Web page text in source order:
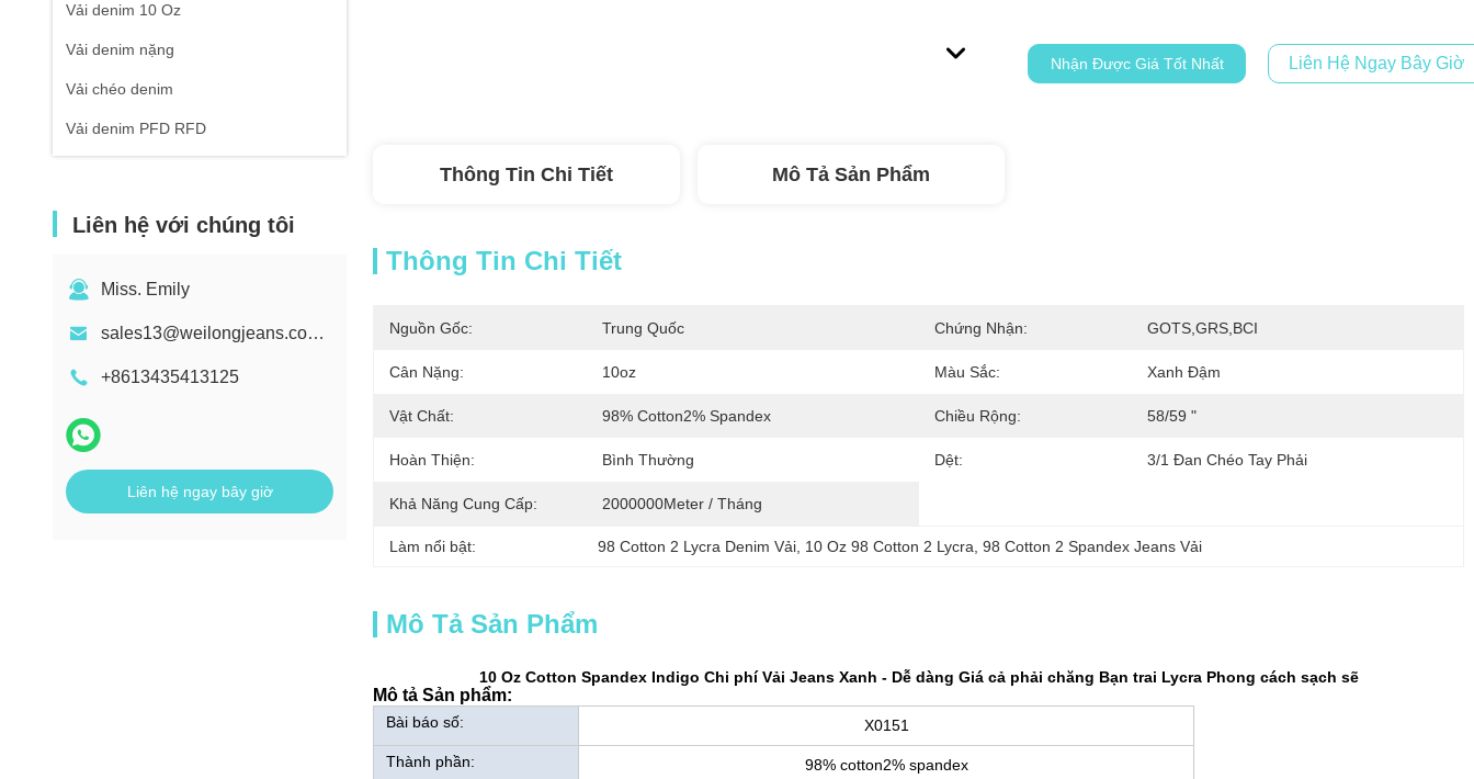
Vải denim 10 Oz
Vải denim nặng
Vải chéo denim
Vải denim PFD RFD
Liên hệ với chúng tôi
Miss. Emily
sales13@weilongjeans.com.cn
+8613435413125
Liên hệ ngay bây giờ
Nhận Được Giá Tốt Nhất Liên Hệ Ngay Bây Giờ
Thông Tin Chi Tiết Mô Tả Sản Phẩm
Thông Tin Chi Tiết
Nguồn Gốc: Trung Quốc Chứng Nhận: GOTS,GRS,BCI
Cân Nặng: 10oz Màu Sắc: Xanh Đậm
Vật Chất: 98% Cotton2% Spandex Chiều Rộng: 58/59 "
Hoàn Thiện: Bình Thường Dệt: 3/1 Đan Chéo Tay Phải
Khả Năng Cung Cấp: 2000000Meter / Tháng
Làm nổi bật: 98 Cotton 2 Lycra Denim Vải, 10 Oz 98 Cotton 2 Lycra 98 Cotton 2 Spandex Jeans Vải
Mô Tả Sản Phẩm
10 Oz Cotton Spandex Indigo Chi phí Vải Jeans Xanh - Dễ dàng Giá cả phải chăng Bạn trai Lycra Phong cách sạch sẽ
Mô tả Sản phẩm:
Bài báo số: X0151
Thành phần: 98% cotton2% spandex